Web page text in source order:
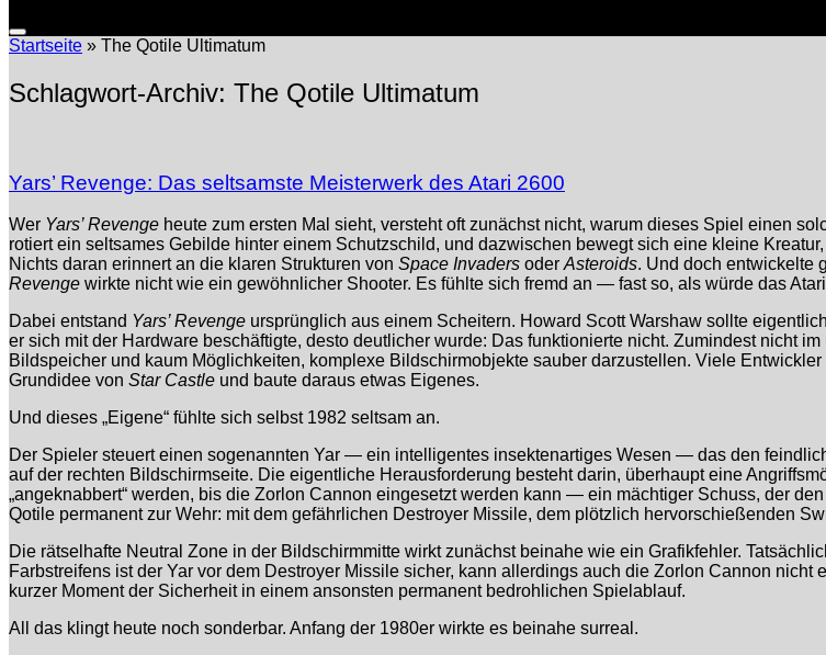
Startseite » The Qotile Ultimatum
Schlagwort-Archiv: The Qotile Ultimatum
Yars’ Revenge: Das seltsamste Meisterwerk des Atari 2600
Wer Yars’ Revenge heute zum ersten Mal sieht, versteht oft zunächst nicht, warum dieses Spiel einen
rotiert ein seltsames Gebilde hinter einem Schutzschild, und dazwischen bewegt sich eine kleine
Nichts daran erinnert an die klaren Strukturen von Space Invaders oder Asteroids. Und doch entwickelte
Revenge wirkte nicht wie ein gewöhnlicher Shooter. Es fühlte sich fremd an — fast so, als würde das
Dabei entstand Yars’ Revenge ursprünglich aus einem Scheitern. Howard Scott Warshaw sollte
er sich mit der Hardware beschäftigte, desto deutlicher wurde: Das funktionierte nicht. Zumindest nicht
Bildspeicher und kaum Möglichkeiten, komplexe Bildschirmobjekte sauber darzustellen. Viele
Grundidee von Star Castle und baute daraus etwas Eigenes.
Und dieses „Eigene“ fühlte sich selbst 1982 seltsam an.
Der Spieler steuert einen sogenannten Yar — ein intelligentes insektenartiges Wesen — das den
auf der rechten Bildschirmseite. Die eigentliche Herausforderung besteht darin, überhaupt eine
„angeknabbert“ werden, bis die Zorlon Cannon eingesetzt werden kann — ein mächtiger Schuss, der
Qotile permanent zur Wehr: mit dem gefährlichen Destroyer Missile, dem plötzlich hervorschießenden
Die rätselhafte Neutral Zone in der Bildschirmmitte wirkt zunächst beinahe wie ein Grafikfehler.
Farbstreifens ist der Yar vor dem Destroyer Missile sicher, kann allerdings auch die Zorlon Cannon
kurzer Moment der Sicherheit in einem ansonsten permanent bedrohlichen Spielablauf.
All das klingt heute noch sonderbar. Anfang der 1980er wirkte es beinahe surreal.